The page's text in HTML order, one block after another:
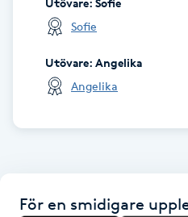
Katun fransar
Keratinbehandling
Sofie
Utövare: Angelika
Angelika
För en smidigare